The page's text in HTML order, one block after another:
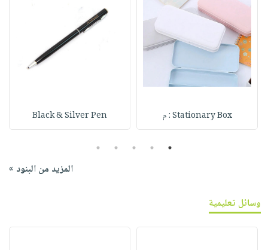
Stationary Box : م Black & Silver Pen
1
2
3
4
5
المزيد من البنود »
وسائل تعليمية